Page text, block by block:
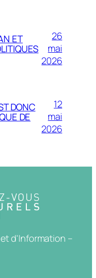
ET
26
mai
2026
DONC
DE
12
mai
2026
d'Information –